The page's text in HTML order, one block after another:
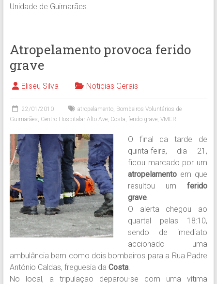
Unidade de Guimarães.
Atropelamento provoca ferido
grave
Eliseu Silva Noticias Gerais
22/01/2010 atropelamento, Bombeiros Voluntários de
Guimarães Centro Hospitalar Alto Ave, Costa ferido grave, VMER
O final da tarde de
quinta-feira, dia 21,
ficou marcado por um
atropelamentoem que
resultou umferido
grave.
O alerta chegou ao
quartel pelas 18:10,
sendo de imediato
accionado uma
ambulância bem como dois bombeiros para a Rua Padre
António Caldas, freguesia da Costa.
No local, a tripulação deparou-se com uma vítima